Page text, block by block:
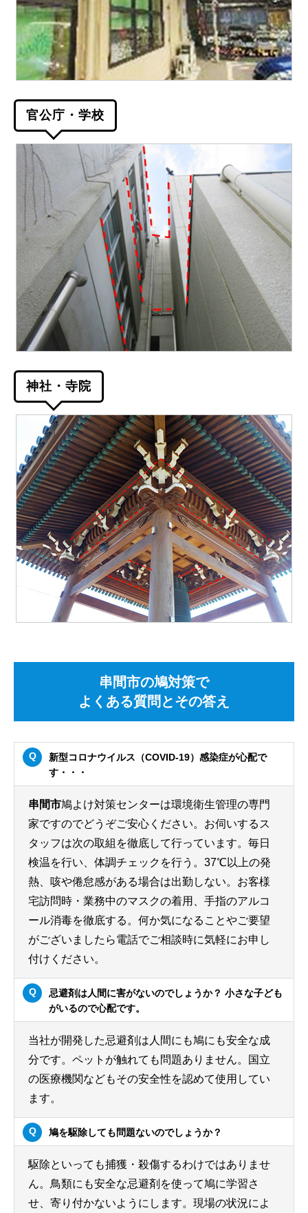
官公庁・学校
神社・寺院
串間市の鳩対策で
よくある質問とその答え
新型コロナウイルス（COVID-19）感染症が心配で
す・・・
串間市鳩よけ対策センターは環境衛生管理の専門
家ですのでどうぞご安心ください。お伺いするス
タッフは次の取組を徹底して行っています。毎日
検温を行い、体調チェックを行う。37℃以上の発
熱、咳や倦怠感がある場合は出勤しない。お客様
宅訪問時・業務中のマスクの着用、手指のアルコ
ール消毒を徹底する。何か気になることやご要望
がございましたら電話でご相談時に気軽にお申し
付けください。
忌避剤は人間に害がないのでしょうか？ 小さな子ども
がいるので心配です。
当社が開発した忌避剤は人間にも鳩にも安全な成
分です。ペットが触れても問題ありません。国立
の医療機関などもその安全性を認めて使用してい
ます。
鳩を駆除しても問題ないのでしょうか？
駆除といっても捕獲・殺傷するわけではありませ
ん。鳥類にも安全な忌避剤を使って鳩に学習さ
せ、寄り付かないようにします。現場の状況によ